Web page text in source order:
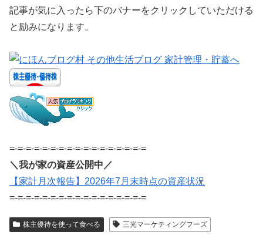
記事が気に入ったら下のバナーをクリックしていただける
と励みになります。
=-=-=-=-=-=-=-=-=-=-=-=-=-=-=-=-=
＼我が家の資産公開中／
【家計月次報告】2026年7月末時点の資産状況
=-=-=-=-=-=-=-=-=-=-=-=-=-=-=-=-=
株主優待を使って食べる 三光マーケティングフーズ